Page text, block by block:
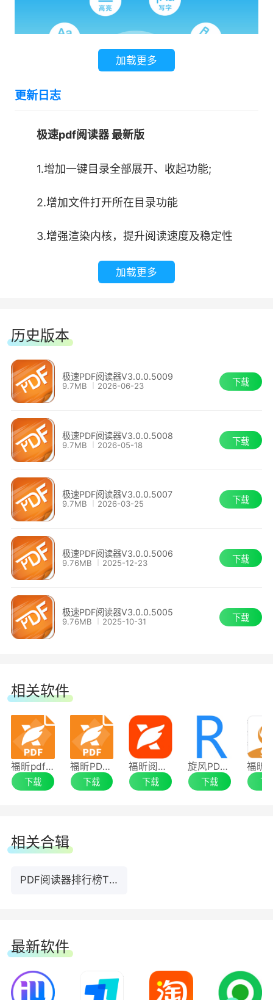
加载更多
更新日志
极速pdf阅读器 最新版
1.增加一键目录全部展开、收起功能;
2.增加文件打开所在目录功能
3.增强渲染内核，提升阅读速度及稳定性
加载更多
历史版本
极速PDF阅读器V3.0.0.5009
9.7MB 2026-06-23 下载
极速PDF阅读器V3.0.0.5008
9.7MB 2026-05-18 下载
极速PDF阅读器V3.0.0.5007
9.7MB 2026-03-25 下载
极速PDF阅读器V3.0.0.5006
9.76MB 2025-12-23 下载
极速PDF阅读器V3.0.0.5005
9.76MB 2025-10-31 下载
相关软件
福昕pdf阅读器
下载
福昕PDF阅读器最新版
下载
福昕阅读器专业版
下载
旋风PDF阅读器
下载 下
相关合辑
PDF阅读器排行榜TOP10下载
最新软件